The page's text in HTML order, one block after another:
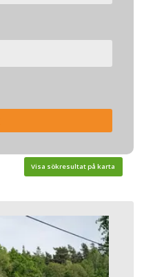
Visa sökresultat på karta